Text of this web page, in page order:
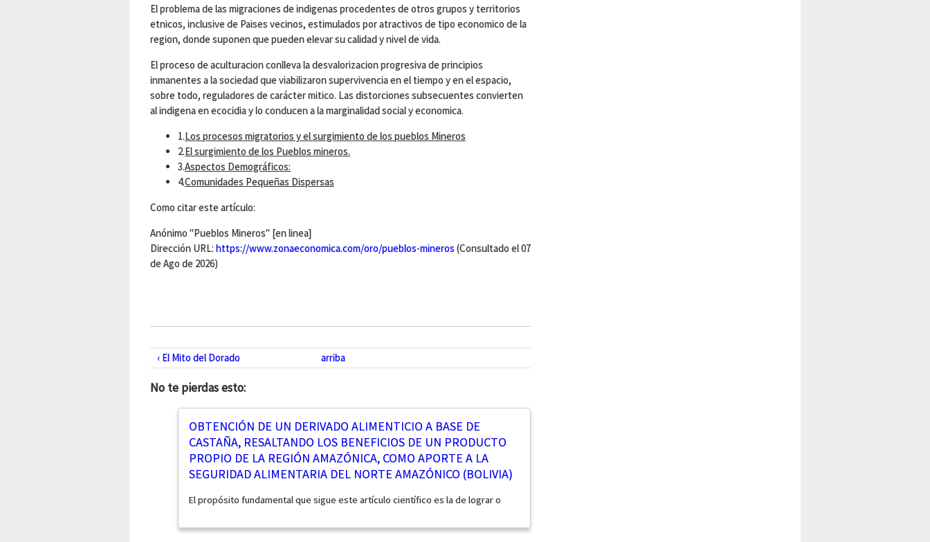
El problema de las migraciones de indigenas procedentes de otros grupos y territorios
etnicos, inclusive de Paises vecinos, estimulados por atractivos de tipo economico de la
region, donde suponen que pueden elevar su calidad y nivel de vida.
El proceso de aculturacion conlleva la desvalorizacion progresiva de principios
inmanentes a la sociedad que viabilizaron supervivencia en el tiempo y en el espacio,
sobre todo, reguladores de carácter mitico. Las distorciones subsecuentes convierten
al indigena en ecocidia y lo conducen a la marginalidad social y economica.
1.Los procesos migratorios y el surgimiento de los pueblos Mineros
2.El surgimiento de los Pueblos mineros.
3.Aspectos Demográficos:
4.Comunidades Pequeñas Dispersas
Como citar este artículo:
Anónimo "Pueblos Mineros" [en linea]
Dirección URL: https://www.zonaeconomica.com/oro/pueblos-mineros (Consultado el 07
de Ago de 2026)
‹ El Mito del Dorado arriba
No te pierdas esto:
OBTENCIÓN DE UN DERIVADO ALIMENTICIO A BASE DE
CASTAÑA, RESALTANDO LOS BENEFICIOS DE UN PRODUCTO
PROPIO DE LA REGIÓN AMAZÓNICA, COMO APORTE A LA
SEGURIDAD ALIMENTARIA DEL NORTE AMAZÓNICO (BOLIVIA)
El propósito fundamental que sigue este artículo científico es la de lograr o